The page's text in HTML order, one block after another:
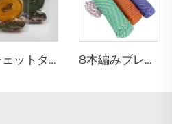
ラチェットタイダウン 8本編みブレイデッドロープ